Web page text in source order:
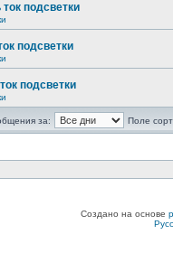
подсветки
подсветки
подсветки
за:
Поле
Создано на основе